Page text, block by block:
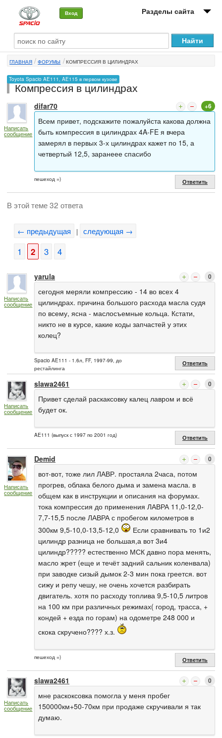
Вход Разделы сайта
О машине
Автоклуб
Форумы
Сервисы и услуги
Новости
ГЛАВНАЯ ФОРУМЫ КОМПРЕССИЯ В ЦИЛИНДРАХ
Toyota Spacio AE111, AE115 в первом кузове
Компрессия в цилиндрах
Написать
сообщение
difar70 +6
Всем привет, подскажите пожалуйста какова должна
быть компрессия в цилиндрах 4A-FE я вчера
замерял в первых 3-х цилиндрах кажет по 15, а
четвертый 12,5, заранеее спасибо
пешеход =) Ответить
В этой теме 32 ответа
← предыдущая | следующая →
1 2 3 4
Написать
сообщение
yarula 0
сегодня меряли компрессию - 14 во всех 4
цилиндрах. причина большого расхода масла судя
по всему, ясна - маслосъемные кольца. Кстати,
никто не в курсе, какие коды запчастей у этих
колец?
Spacio AE111 - 1.6л, FF, 1997-99, до
рестайлинга
Ответить
Написать
сообщение
slawa2461 0
Привет сделай раскаксовку калец лавром и всё
будет ок.
AE111 (выпуск с 1997 по 2001 год) Ответить
Написать
сообщение
Demid 0
вот-вот, тоже лил ЛАВР. простаяла 2часа, потом
прогрев, облака белого дыма и замена масла. в
общем как в инструкции и описания на форумах.
тока компрессия до применения ЛАВРА 11,0-12,0-
7,7-15,5 после ЛАВРА с пробегом километров в
300км 9,5-10,0-13,5-12,0
Если сравнивать то 1и2
цилиндр разница не большая,а вот 3и4
цилиндр????? естественно МСК давно пора менять,
масло жрет (еще и течёт задний сальник коленвала)
при заводке сизый дымок 2-3 мин пока греется. вот
сижу и репу чешу, не очень хочется разбирать
двигатель. хотя по расходу топлива 9,5-10,5 литров
на 100 км при различных режимах( город, трасса, +
кондей + езда по горам) на одометре 248 000 и
скока скручено???? х.з.
пешеход =) Ответить
Написать
сообщение
slawa2461 0
мне раскоксовка помогла у меня пробег
150000км+50-70км при продаже скручивали я так
думаю.